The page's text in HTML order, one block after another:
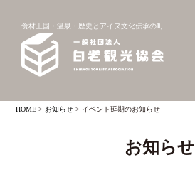
食材王国・温泉・歴史とアイヌ文化伝承の町
HOME >お知らせ > イベント延期のお知らせ
お知らせ